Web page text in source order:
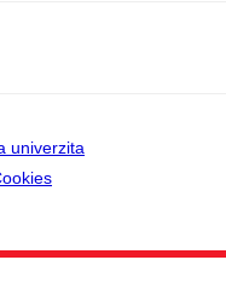
univerzita